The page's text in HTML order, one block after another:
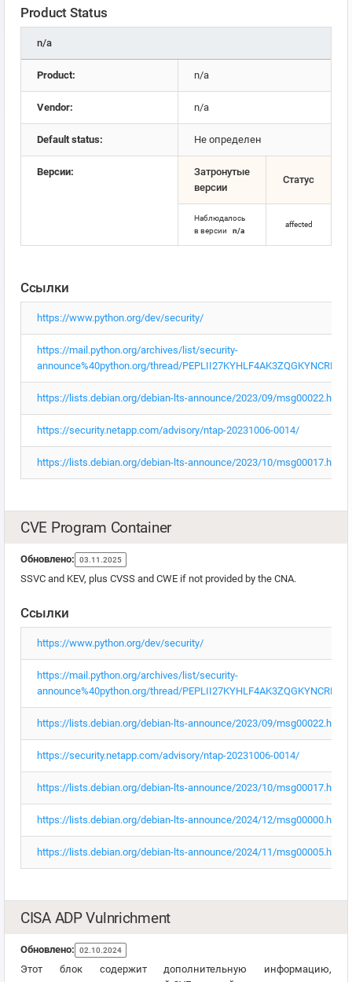
Product Status
n/a
Product: n/a
Vendor: n/a
Default status: Не определен
Версии:
Затронутые
версии
Статус
Наблюдалось
в версии
n/a
affected
Ссылки
https://www.python.org/dev/security/
https://mail.python.org/archives/list/security-
announce%40python.org/thread/
https://lists.debian.org/debian-lts-announce/2023/09/msg00022.html
https://security.netapp.com/advisory/ntap-20231006-0014/
https://lists.debian.org/debian-lts-announce/2023/10/msg00017.html
CVE Program Container
Обновлено: 03.11.2025
SSVC and KEV, plus CVSS and CWE if not provided by the CNA.
Ссылки
https://www.python.org/dev/security/
https://mail.python.org/archives/list/security-
announce%40python.org/thread/
https://lists.debian.org/debian-lts-announce/2023/09/msg00022.html
https://security.netapp.com/advisory/ntap-20231006-0014/
https://lists.debian.org/debian-lts-announce/2023/10/msg00017.html
https://lists.debian.org/debian-lts-announce/2024/12/msg00000.html
https://lists.debian.org/debian-lts-announce/2024/11/msg00005.html
CISA ADP Vulnrichment
Обновлено: 02.10.2024
Этот блок содержит дополнительную информацию,